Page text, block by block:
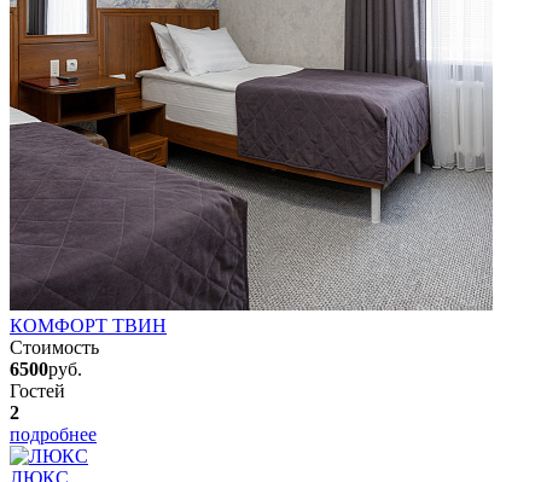
КОМФОРТ ТВИН
Стоимость
6500руб.
Гостей
2
подробнее